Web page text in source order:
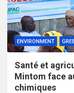
ENVIRONMENT
Santé et
Mintom face
chimiques